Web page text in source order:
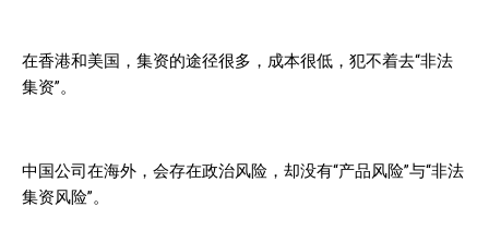
在香港和美国，集资的途径很多，成本很低，犯不着去“非法
集资”。
中国公司在海外，会存在政治风险，却没有“产品风险”与“非法
集资风险”。